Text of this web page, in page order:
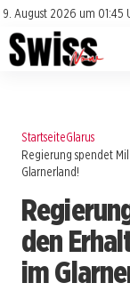
9. August 2026 um 01:45
Impressum
Datenschutz
Jobs
Events
StartseiteGlarus
Regierung spendet
Glarnerland!
den
im